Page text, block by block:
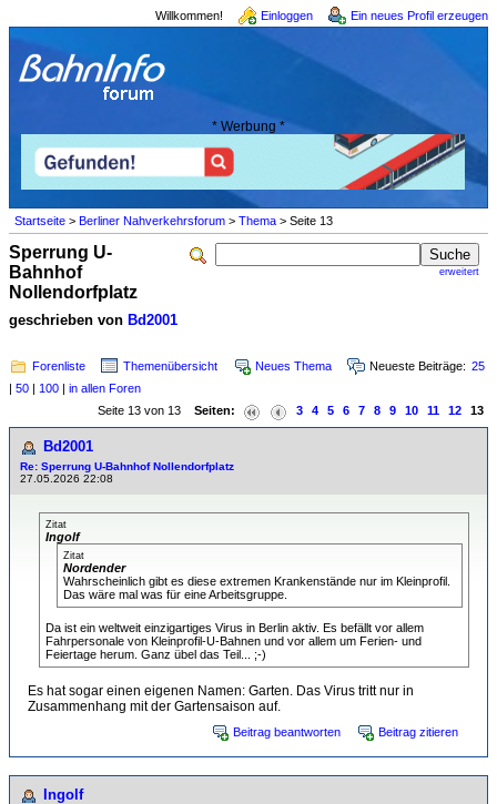
Willkommen! Einloggen Ein neues Profil erzeugen
* Werbung *
Startseite > Berliner Nahverkehrsforum > Thema > Seite 13
erweitert
Sperrung U-
Bahnhof
Nollendorfplatz
geschrieben von Bd2001
Forenliste Themenübersicht Neues Thema Neueste Beiträge: 25
| 50 | 100 | in allen Foren
Seite 13 von 13 Seiten: 3 4 5 6 7 8 9 10 11 12 13
Bd2001
Re: Sperrung U-Bahnhof Nollendorfplatz
27.05.2026 22:08
Zitat
Ingolf
Zitat
Nordender
Wahrscheinlich gibt es diese extremen Krankenstände nur im Kleinprofil.
Das wäre mal was für eine Arbeitsgruppe.
Da ist ein weltweit einzigartiges Virus in Berlin aktiv. Es befällt vor allem
Fahrpersonale von Kleinprofil-U-Bahnen und vor allem um Ferien- und
Feiertage herum. Ganz übel das Teil... ;-)
Es hat sogar einen eigenen Namen: Garten. Das Virus tritt nur in
Zusammenhang mit der Gartensaison auf.
Beitrag beantworten Beitrag zitieren
Ingolf